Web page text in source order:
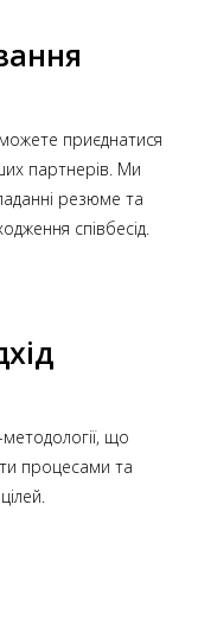
приєднатися
партнерів. Ми
резюме та
співбесід.
що
процесами та